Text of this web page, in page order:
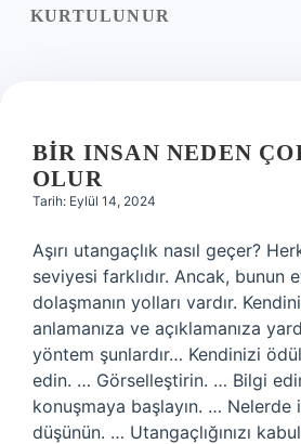
KURTULUNUR
BIR INSAN NEDEN
OLUR
Tarih: Eylül 14, 2024
Aşırı utangaçlık nasıl geçer?
seviyesi farklıdır. Ancak, bunun
dolaşmanın yolları vardır.
anlamanıza ve açıklamanıza
yöntem şunlardır… Kendinizi
edin. … Görselleştirin. … Bilgi
konuşmaya başlayın. … Nelerde
düşünün. … Utangaçlığınızı